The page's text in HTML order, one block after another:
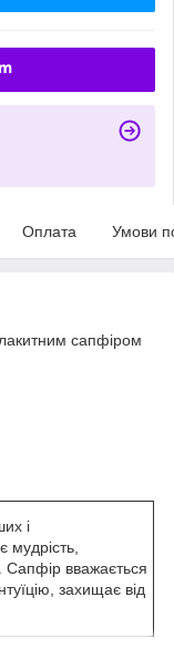
Оплата Умови
сапфіром
і
мудрість,
Сапфір вважається
захищає від